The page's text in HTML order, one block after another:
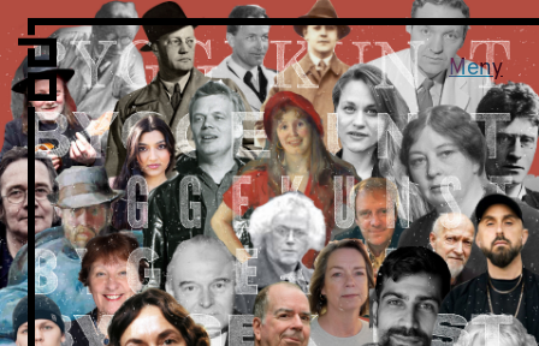
Meny
Vi er LPO
Folk
Vår metode
Vår organisering
Vår historie
Hva vi gjør
Prosjekter
Nyheter